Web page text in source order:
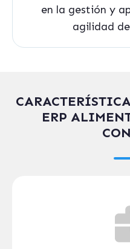
en la gestión y
agilidad
ERP